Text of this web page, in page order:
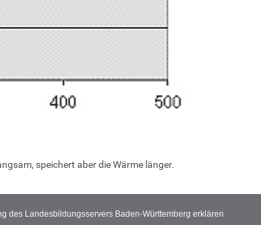
des Landesbildungsservers Baden-Württemberg erklären
speichert aber die Wärme länger.